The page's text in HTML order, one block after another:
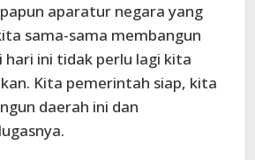
aparatur negara yang
sama-sama membangun
hari ini tidak perlu lagi kita
Kita pemerintah siap, kita
daerah ini dan